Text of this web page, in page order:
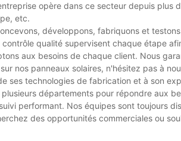
opère dans ce secteur depuis plus
etc.
développons, fabriquons et
qualité supervisent chaque étape
aux besoins de chaque client. Nous
nos panneaux solaires, n'hésitez pas à
ses technologies de fabrication et à son
départements pour répondre aux
performant. Nos équipes sont toujours
des opportunités commerciales ou